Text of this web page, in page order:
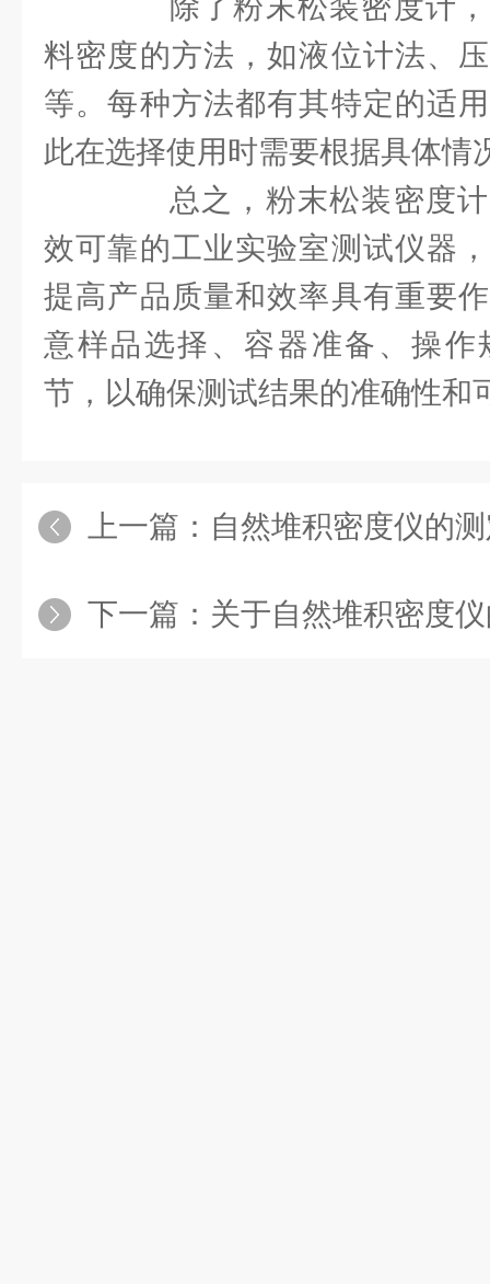
除了粉末松装密度计，
料密度的方法，如液位计法、
等。每种方法都有其特定的适
此在选择使用时需要根据具体情
总之，粉末松装密度计
效可靠的工业实验室测试仪器
提高产品质量和效率具有重要
意样品选择、容器准备、操作
节，以确保测试结果的准确性和
上一篇： 自然堆积密度仪的
下一篇： 关于自然堆积密度仪的使用